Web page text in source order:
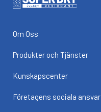
Om Oss
Produkter och Tjänster
Kunskapscenter
Företagens sociala ansvar